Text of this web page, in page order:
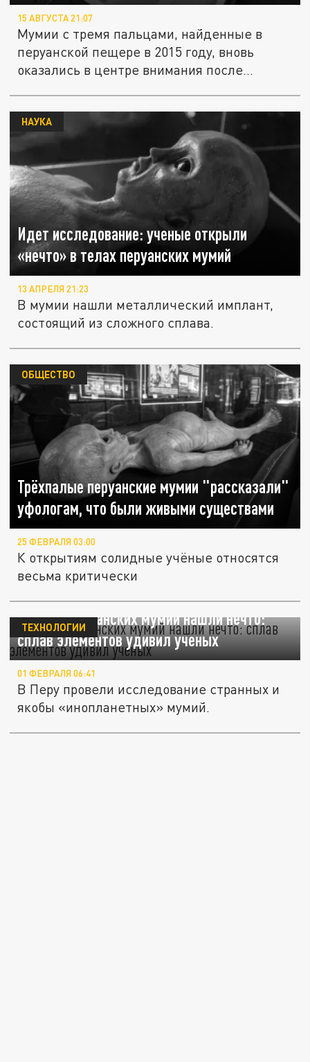
15 АВГУСТА 21:07
Мумии с тремя пальцами, найденные в
перуанской пещере в 2015 году, вновь
оказались в центре внимания после...
Идет исследование: ученые открыли
«нечто» в телах перуанских мумий
НАУКА
13 АПРЕЛЯ 21:23
В мумии нашли металлический имплант,
состоящий из сложного сплава.
Трёхпалые перуанские мумии "рассказали"
уфологам, что были живыми существами
ОБЩЕСТВО
25 ФЕВРАЛЯ 03:00
К открытиям солидные учёные относятся
весьма критически
В телах перуанских мумий нашли нечто:
сплав элементов удивил ученых
ТЕХНОЛОГИИ
01 ФЕВРАЛЯ 06:41
В Перу провели исследование странных и
якобы «инопланетных» мумий.